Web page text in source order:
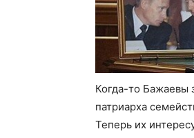
Когда-то Бажаевы
патриарха
Теперь их